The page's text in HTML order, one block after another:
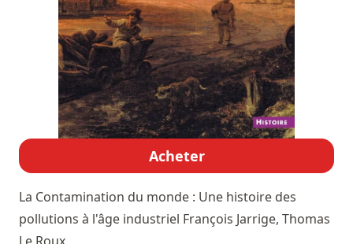
Acheter
La Contamination du monde : Une histoire des
pollutions à l'âge industriel François Jarrige, Thomas